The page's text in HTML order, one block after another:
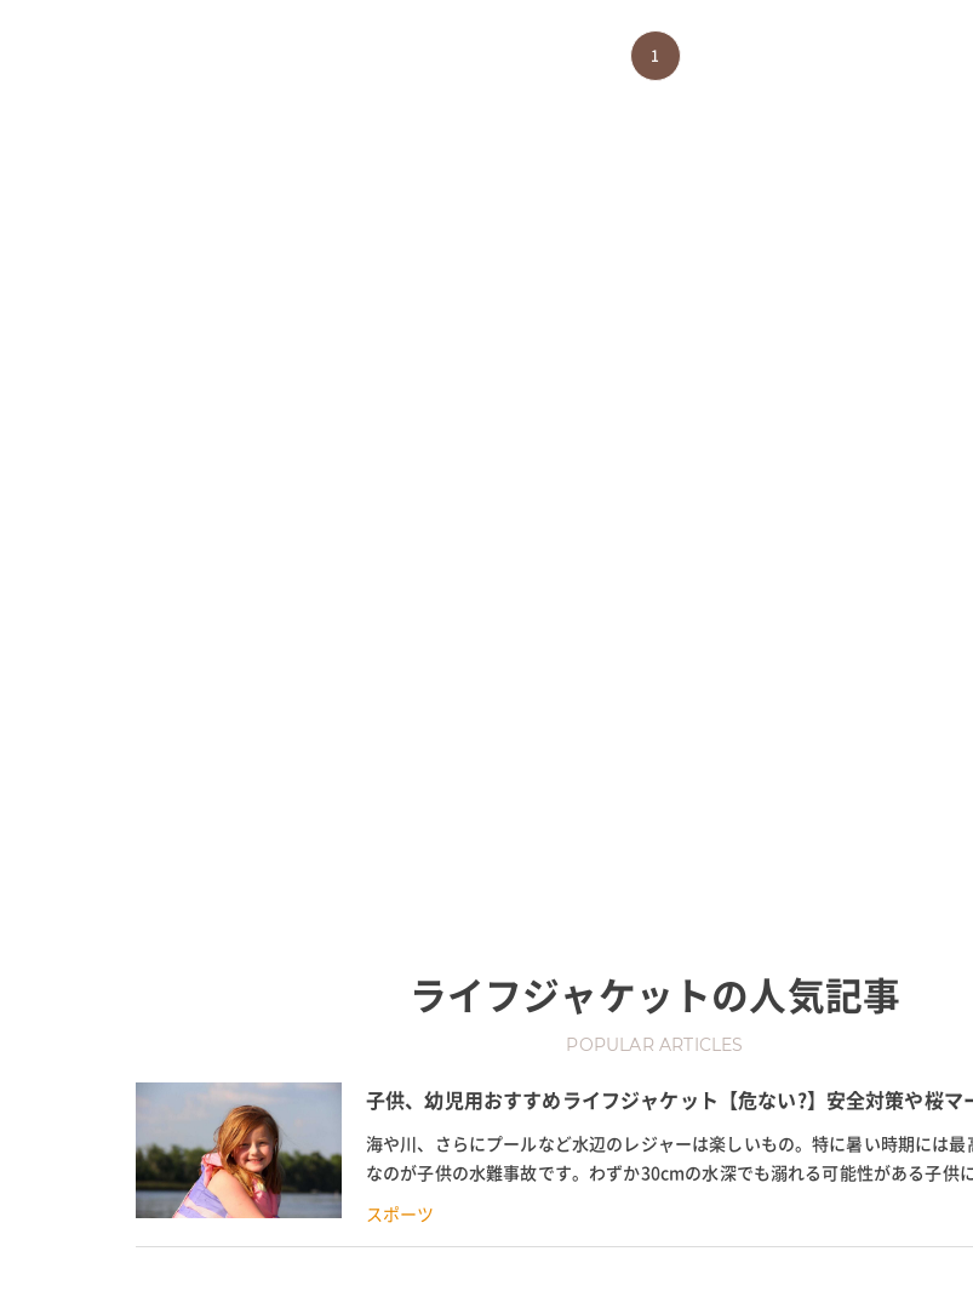
1
ライフジャケットの人気記事
POPULAR ARTICLES
子供、幼児用おすすめライフジャケット【危ない?】安全対策や桜マ
海や川、さらにプールなど水辺のレジャーは楽しいもの。特に暑い時期には
なのが子供の水難事故です。わずか30cmの水深でも溺れる可能性がある子供
はなく、しっかり着用できるライフジャケットが安心で...
スポーツ